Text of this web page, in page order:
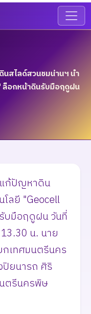
สไลด์สวนชมน่านฯ นำ
ล็อกหน้าดินรับมือฤดูฝน
ก้ปัญหาดิน
โลยี "Geocell
บมือฤดูฝน วันที่
น. นาย
เทศมนตรีนคร
ยนารถ ศิริ
ตรีนครพิษ